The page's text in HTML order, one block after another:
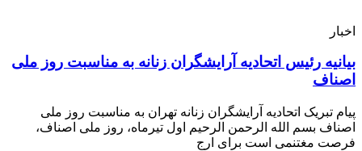
اخبار
بیانیه رئیس اتحادیه آرایشگران زنانه به مناسبت روز ملی
اصناف
پیام تبریک اتحادیه آرایشگران زنانه تهران به مناسبت روز ملی
اصناف بسم الله الرحمن الرحیم اول تیرماه، روز ملی اصناف،
فرصت مغتنمی است برای ارج